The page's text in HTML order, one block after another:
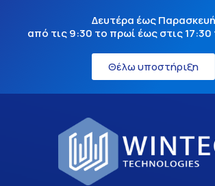
Δευτέρα έως Παρασκευή
από τις 9:30 το πρωί έως στις
Θέλω υποστήριξη